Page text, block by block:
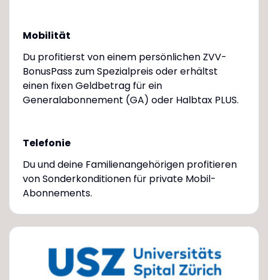
Mobilität
Du profitierst von einem persönlichen ZVV-
BonusPass zum Spezialpreis oder erhältst
einen fixen Geldbetrag für ein
Generalabonnement (GA) oder Halbtax PLUS.
Telefonie
Du und deine Familienangehörigen profitieren
von Sonderkonditionen für private Mobil-
Abonnements.